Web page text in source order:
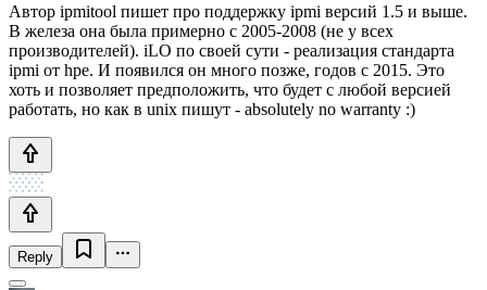
Автор ipmitool пишет про поддержку ipmi версий 1.5 и выше.
В железа она была примерно с 2005-2008 (не у всех
производителей). iLO по своей сути - реализация стандарта
ipmi от hpe. И появился он много позже, годов с 2015. Это
хоть и позволяет предположить, что будет с любой версией
работать, но как в unix пишут - absolutely no warranty :)
Reply